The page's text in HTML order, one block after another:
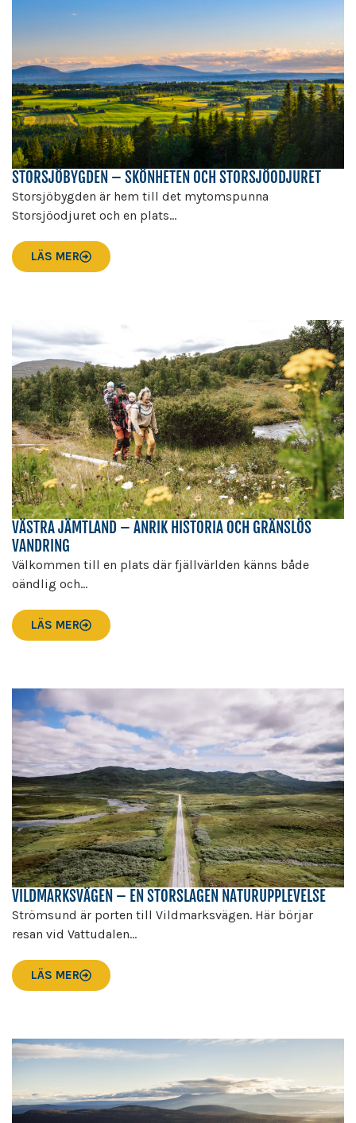
STORSJÖBYGDEN – SKÖNHETEN OCH STORSJÖODJURET
Storsjöbygden är hem till det mytomspunna
Storsjöodjuret och en plats...
LÄS MER
VÄSTRA JÄMTLAND – ANRIK HISTORIA OCH GRÄNSLÖS
VANDRING
Välkommen till en plats där fjällvärlden känns både
oändlig och...
LÄS MER
VILDMARKSVÄGEN – EN STORSLAGEN NATURUPPLEVELSE
Strömsund är porten till Vildmarksvägen. Här börjar
resan vid Vattudalen...
LÄS MER